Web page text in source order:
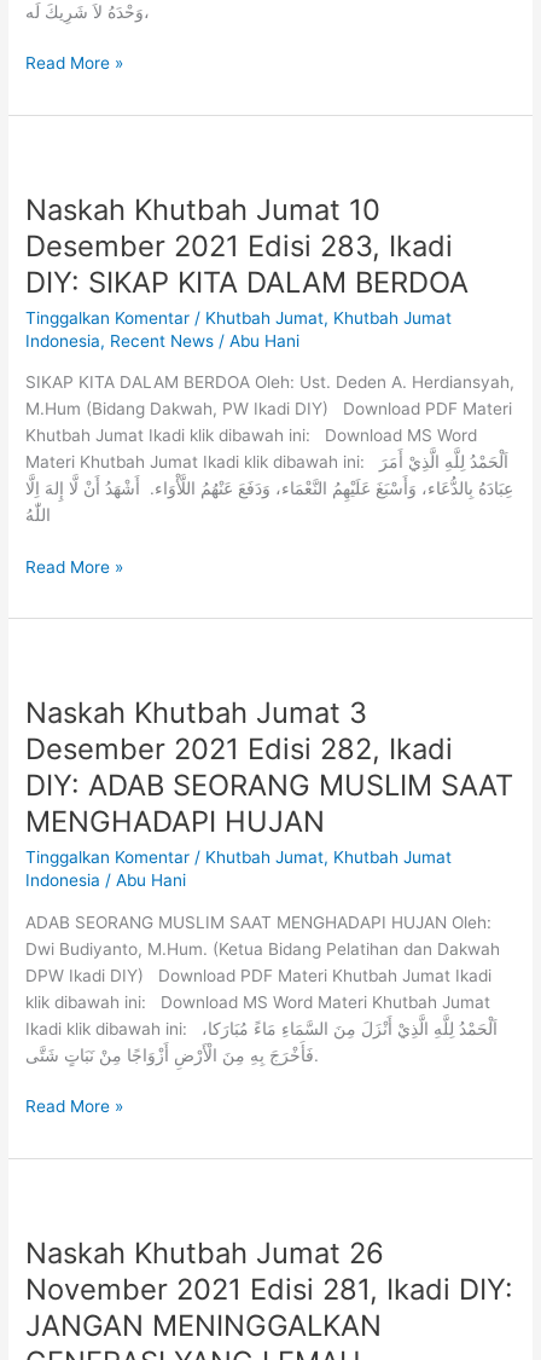
وَحْدَهُ لاَ شَرِيكَ لَه،
Read More »
Naskah Khutbah Jumat 10
Desember 2021 Edisi 283, Ikadi
DIY: SIKAP KITA DALAM BERDOA
Tinggalkan Komentar / Khutbah Jumat, Khutbah Jumat
Indonesia, Recent News /Abu Hani
SIKAP KITA DALAM BERDOA Oleh: Ust. Deden A. Herdiansyah,
M.Hum (Bidang Dakwah, PW Ikadi DIY) Download PDF Materi
Khutbah Jumat Ikadi klik dibawah ini: Download MS Word
Materi Khutbah Jumat Ikadi klik dibawah ini: اَلْحَمْدُ لِلَّهِ الَّذِيْ أَمَرَ
عِبَادَهُ بِالدُّعَاء، وَأَسْبَغَ عَلَيْهِمُ النَّعْمَاء، وَدَفَعَ عَنْهُمُ اللَّأْوَاء. أَشْهَدُ أَنْ لَّا إِلهَ اِلَّا
اللّٰهُ
Read More »
Naskah Khutbah Jumat 3
Desember 2021 Edisi 282, Ikadi
DIY: ADAB SEORANG MUSLIM SAAT
MENGHADAPI HUJAN
Tinggalkan Komentar / Khutbah Jumat, Khutbah Jumat
Indonesia /Abu Hani
ADAB SEORANG MUSLIM SAAT MENGHADAPI HUJAN Oleh:
Dwi Budiyanto, M.Hum. (Ketua Bidang Pelatihan dan Dakwah
DPW Ikadi DIY) Download PDF Materi Khutbah Jumat Ikadi
klik dibawah ini: Download MS Word Materi Khutbah Jumat
Ikadi klik dibawah ini: اَلْحَمْدُ لِلَّهِ الَّذِيْ أَنْزَلَ مِنَ السَّمَاءِ مَاءً مُبَارَكا،
فَأَخْرَجَ بِهِ مِنَ الْأَرْضِ أَزْوَاجًا مِنْ نَبَاتٍ شَتَّى.
Read More »
Naskah Khutbah Jumat 26
November 2021 Edisi 281, Ikadi DIY:
JANGAN MENINGGALKAN